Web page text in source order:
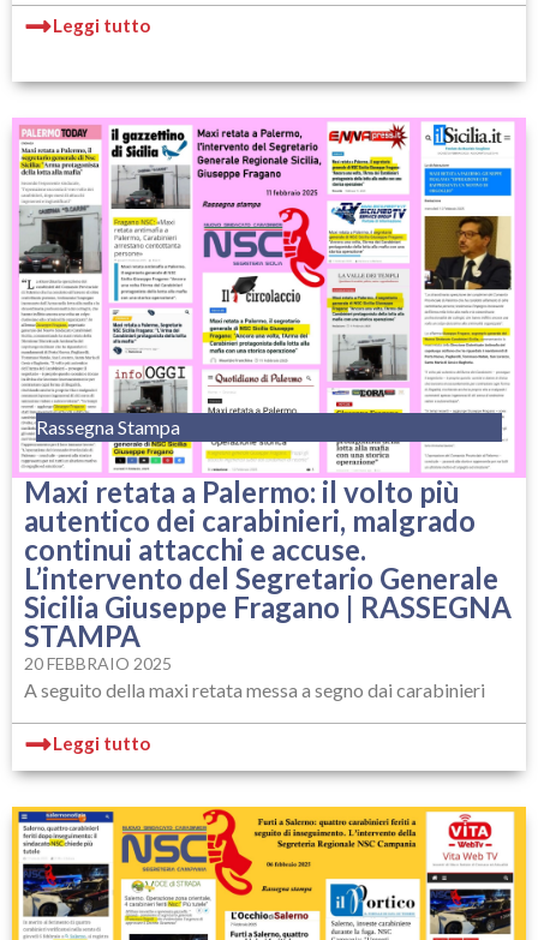
Leggi tutto
Rassegna Stampa
Maxi retata a Palermo: il volto più
autentico dei carabinieri, malgrado
continui attacchi e accuse.
L’intervento del Segretario Generale
Sicilia Giuseppe Fragano | RASSEGNA
STAMPA
20 FEBBRAIO 2025
A seguito della maxi retata messa a segno dai carabinieri
Leggi tutto